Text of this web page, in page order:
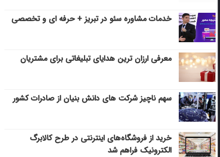
خدمات مشاوره سئو در تبریز + حرفه ای و تخصصی
معرفی ارزان ترین هدایای تبلیغاتی برای مشتریان
سهم ناچیز شرکت های دانش بنیان از صادرات کشور
خرید از فروشگاه‌های اینترنتی در طرح کالابرگ
الکترونیک فراهم شد